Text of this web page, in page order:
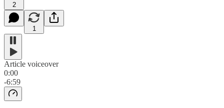
2
1
Article voiceover
0:00
-6:59